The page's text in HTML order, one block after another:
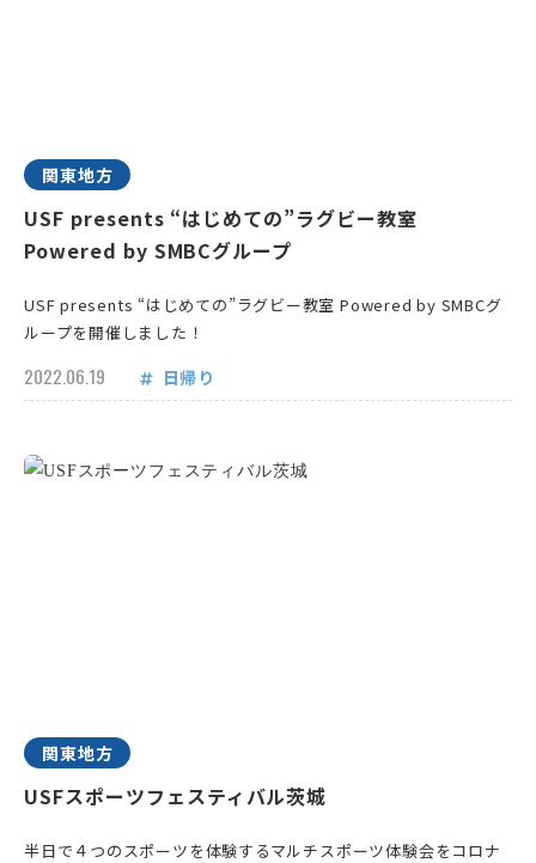
関東地方
USF presents “はじめての”ラグビー教室
Powered by SMBCグループ
USF presents “はじめての”ラグビー教室 Powered by SMBCグ
ループを開催しました！
2022.06.19 日帰り
関東地方
USFスポーツフェスティバル茨城
半日で４つのスポーツを体験するマルチスポーツ体験会をコロナ